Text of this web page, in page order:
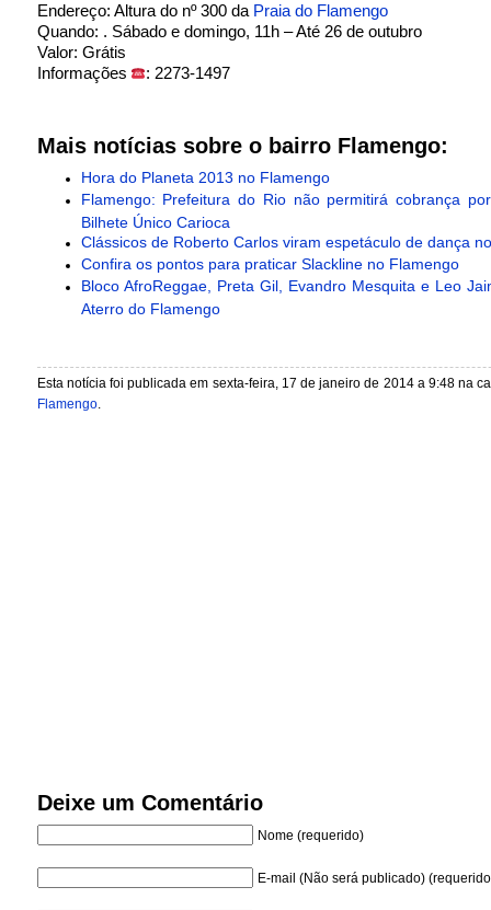
Endereço: Altura do nº 300 da Praia do Flamengo
Quando: . Sábado e domingo, 11h – Até 26 de outubro
Valor: Grátis
Informações
: 2273-1497
Mais notícias sobre o bairro Flamengo:
Hora do Planeta 2013 no Flamengo
Flamengo: Prefeitura do Rio não permitirá cobrança
Bilhete Único Carioca
Clássicos de Roberto Carlos viram espetáculo de dança
Confira os pontos para praticar Slackline no Flamengo
Bloco AfroReggae, Preta Gil, Evandro Mesquita e Leo
Aterro do Flamengo
Esta notícia foi publicada em sexta-feira, 17 de janeiro de 2014 a 9:48 na
Flamengo.
Deixe um Comentário
Nome (requerido)
E-mail (Não será publicado)